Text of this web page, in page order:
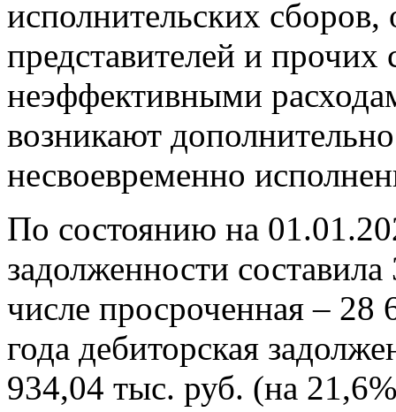
исполнительских
представителей и
неэффективными
возникают
несвоевременно
По состоянию на
задолженности
числе просроченная – 28
года дебиторская
934,04 тыс. руб. (на